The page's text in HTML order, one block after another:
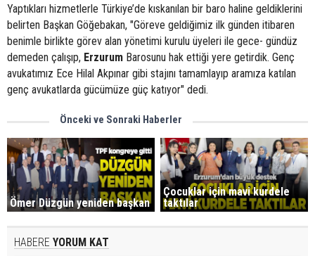
Yaptıkları hizmetlerle Türkiye’de kıskanılan bir baro haline geldiklerini
belirten Başkan Göğebakan, "Göreve geldiğimiz ilk günden itibaren
benimle birlikte görev alan yönetimi kurulu üyeleri ile gece- gündüz
demeden çalışıp, Erzurum Barosunu hak ettiği yere getirdik. Genç
avukatımız Ece Hilal Akpınar gibi stajını tamamlayıp aramıza katılan
genç avukatlarda gücümüze güç katıyor" dedi.
Önceki ve Sonraki Haberler
Ömer Düzgün yeniden başkan
Çocuklar için mavi kurdele
taktılar
HABERE YORUM KAT